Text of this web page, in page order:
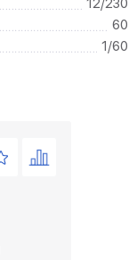
12/230
60
1/60